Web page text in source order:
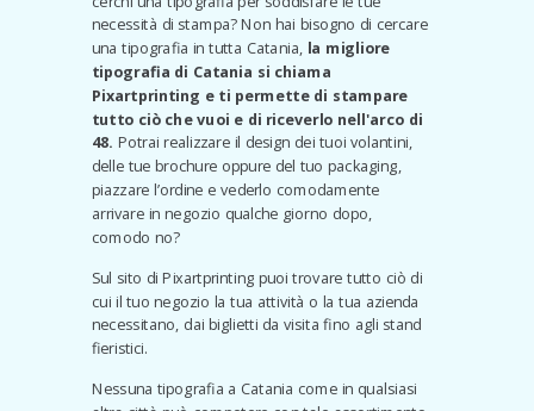
necessità di stampa? Non hai bisogno di cercare
una tipografia in tutta Catania, la migliore
tipografia di Catania si chiama
Pixartprinting e ti permette di stampare
tutto ciò che vuoi e di riceverlo nell'arco di
48. Potrai realizzare il design dei tuoi volantini,
delle tue brochure oppure del tuo packaging,
piazzare l’ordine e vederlo comodamente
arrivare in negozio qualche giorno dopo,
comodo no?
Sul sito di Pixartprinting puoi trovare tutto ciò di
cui il tuo negozio la tua attività o la tua azienda
necessitano, dai biglietti da visita fino agli stand
fieristici.
Nessuna tipografia a Catania come in qualsiasi